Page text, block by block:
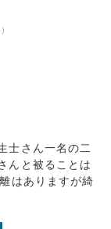
士さん一名の二
んと被ることは
はありますが綺